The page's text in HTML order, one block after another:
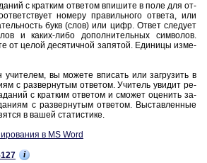
с крат­ким от­ве­том впи­ши­те в поле для от­
но­ме­ру пра­виль­но­го от­ве­та, или
букв (слов) или цифр. Ответ сле­ду­ет
и каких-либо до­пол­ни­тель­ных сим­во­лов.
от целой де­ся­тич­ной за­пя­той. Еди­ни­цы из­ме­
учи­те­лем, вы мо­же­те впи­сать или за­гру­зить в
с раз­вер­ну­тым от­ве­том. Учи­тель уви­дит ре­
с крат­ким от­ве­том и смо­жет оце­нить за­
с раз­вер­ну­тым от­ве­том. Вы­став­лен­ные
в вашей ста­ти­сти­ке.
в MS Word
i